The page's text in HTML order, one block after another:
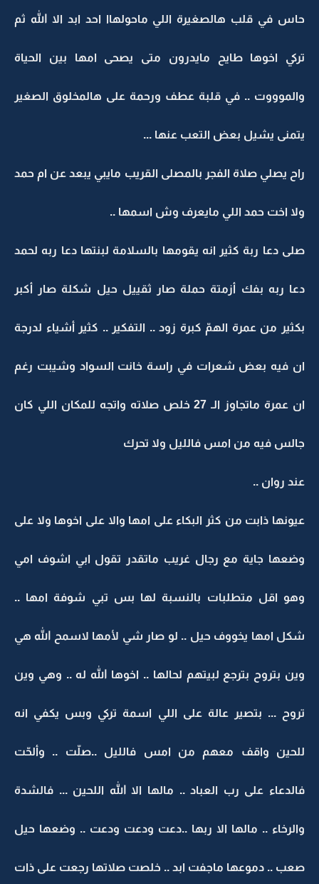
حاس في قلب هالصغيرة اللي ماحولهاا احد ابد الا الله ثم
تركي اخوها طايح مايدرون متى يصحى امها بين الحياة
والموووت .. في قلبة عطف ورحمة على هالمخلوق الصغير
يتمنى يشيل بعض التعب عنها ...
راح يصلي صلاة الفجر بالمصلى القريب مايبي يبعد عن ام حمد
ولا اخت حمد اللي مايعرف وش اسمها ..
صلى دعا ربة كثير انه يقومها بالسلامة لبنتها دعا ربه لحمد
دعا ربه بفك أزمتة حملة صار ثقييل حيل شكلة صار أكبر
بكثير من عمرة الهمّ كبرة زود .. التفكير .. كثير أشياء لدرجة
ان فيه بعض شعرات في راسة خانت السواد وشيبت رغم
ان عمرة ماتجاوز الـ 27 خلص صلاته واتجه للمكان اللي كان
جالس فيه من امس فالليل ولا تحرك
عند روان ..
عيونها ذابت من كثر البكاء على امها والا على اخوها ولا على
وضعها جاية مع رجال غريب ماتقدر تقول ابي اشوف امي
وهو اقل متطلبات بالنسبة لها بس تبي شوفة امها ..
شكل امها يخووف حيل .. لو صار شي لأمها لاسمح الله هي
وين بتروح بترجع لبيتهم لحالها .. اخوها الله له .. وهي وين
تروح ... بتصير عالة على اللي اسمة تركي وبس يكفي انه
للحين واقف معهم من امس فالليل ..صلّت .. وألحّت
فالدعاء على رب العباد .. مالها الا الله اللحين ... فالشدة
والرخاء .. مالها الا ربها ..دعت ودعت ودعت .. وضعها حيل
صعب .. دموعها ماجفت ابد .. خلصت صلاتها رجعت على ذات